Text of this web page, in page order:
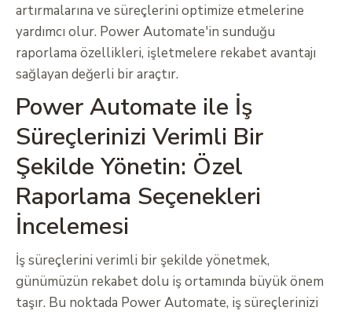
artırmalarına ve süreçlerini optimize etmelerine
yardımcı olur. Power Automate'in sunduğu
raporlama özellikleri, işletmelere rekabet avantajı
sağlayan değerli bir araçtır.
Power Automate ile İş
Süreçlerinizi Verimli Bir
Şekilde Yönetin: Özel
Raporlama Seçenekleri
İncelemesi
İş süreçlerini verimli bir şekilde yönetmek,
günümüzün rekabet dolu iş ortamında büyük önem
taşır. Bu noktada Power Automate, iş süreçlerinizi